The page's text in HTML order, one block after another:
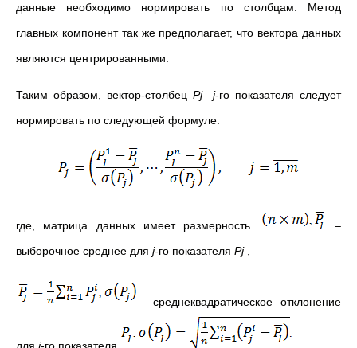
данные необходимо нормировать по столбцам. Метод
главных компонент так же предполагает, что вектора данных
являются центрированными.
Таким образом, вектор-столбец Pj j-го показателя следует
нормировать по следующей формуле:
где, матрица данных имеет размерность
–
выборочное среднее для j-го показателя Pj,
– среднеквадратическое отклонение